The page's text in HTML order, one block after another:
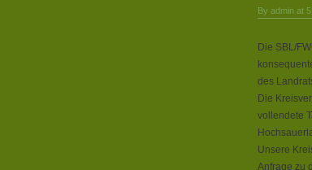
By admin at
Die SBL/
des
Die
vollendete
Unsere
Anfrage zu